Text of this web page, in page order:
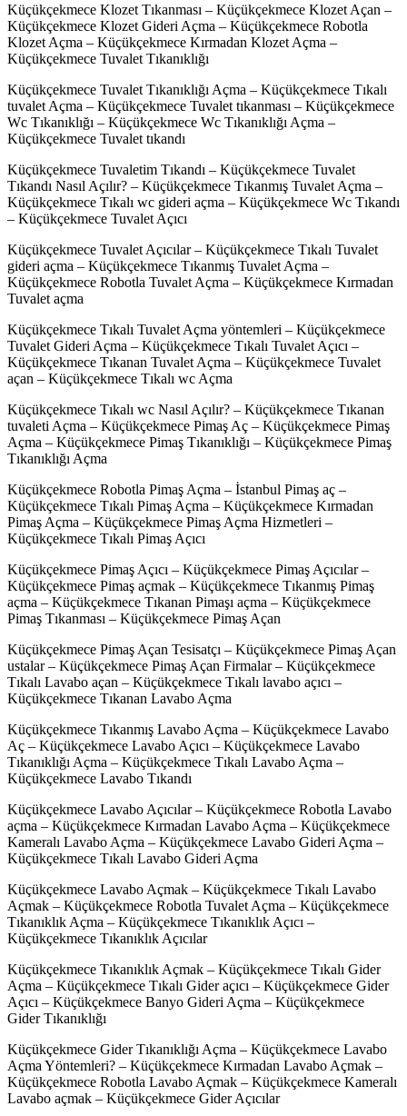
Küçükçekmece Klozet Tıkanması – Küçükçekmece Klozet Açan –
Küçükçekmece Klozet Gideri Açma – Küçükçekmece Robotla
Klozet Açma – Küçükçekmece Kırmadan Klozet Açma –
Küçükçekmece Tuvalet Tıkanıklığı
Küçükçekmece Tuvalet Tıkanıklığı Açma – Küçükçekmece Tıkalı
tuvalet Açma – Küçükçekmece Tuvalet tıkanması – Küçükçekmece
Wc Tıkanıklığı – Küçükçekmece Wc Tıkanıklığı Açma –
Küçükçekmece Tuvalet tıkandı
Küçükçekmece Tuvaletim Tıkandı – Küçükçekmece Tuvalet
Tıkandı Nasıl Açılır? – Küçükçekmece Tıkanmış Tuvalet Açma –
Küçükçekmece Tıkalı wc gideri açma – Küçükçekmece Wc Tıkandı
– Küçükçekmece Tuvalet Açıcı
Küçükçekmece Tuvalet Açıcılar – Küçükçekmece Tıkalı Tuvalet
gideri açma – Küçükçekmece Tıkanmış Tuvalet Açma –
Küçükçekmece Robotla Tuvalet Açma – Küçükçekmece Kırmadan
Tuvalet açma
Küçükçekmece Tıkalı Tuvalet Açma yöntemleri – Küçükçekmece
Tuvalet Gideri Açma – Küçükçekmece Tıkalı Tuvalet Açıcı –
Küçükçekmece Tıkanan Tuvalet Açma – Küçükçekmece Tuvalet
açan – Küçükçekmece Tıkalı wc Açma
Küçükçekmece Tıkalı wc Nasıl Açılır? – Küçükçekmece Tıkanan
tuvaleti Açma – Küçükçekmece Pimaş Aç – Küçükçekmece Pimaş
Açma – Küçükçekmece Pimaş Tıkanıklığı – Küçükçekmece Pimaş
Tıkanıklığı Açma
Küçükçekmece Robotla Pimaş Açma – İstanbul Pimaş aç –
Küçükçekmece Tıkalı Pimaş Açma – Küçükçekmece Kırmadan
Pimaş Açma – Küçükçekmece Pimaş Açma Hizmetleri –
Küçükçekmece Tıkalı Pimaş Açıcı
Küçükçekmece Pimaş Açıcı – Küçükçekmece Pimaş Açıcılar –
Küçükçekmece Pimaş açmak – Küçükçekmece Tıkanmış Pimaş
açma – Küçükçekmece Tıkanan Pimaşı açma – Küçükçekmece
Pimaş Tıkanması – Küçükçekmece Pimaş Açan
Küçükçekmece Pimaş Açan Tesisatçı – Küçükçekmece Pimaş Açan
ustalar – Küçükçekmece Pimaş Açan Firmalar – Küçükçekmece
Tıkalı Lavabo açan – Küçükçekmece Tıkalı lavabo açıcı –
Küçükçekmece Tıkanan Lavabo Açma
Küçükçekmece Tıkanmış Lavabo Açma – Küçükçekmece Lavabo
Aç – Küçükçekmece Lavabo Açıcı – Küçükçekmece Lavabo
Tıkanıklığı Açma – Küçükçekmece Tıkalı Lavabo Açma –
Küçükçekmece Lavabo Tıkandı
Küçükçekmece Lavabo Açıcılar – Küçükçekmece Robotla Lavabo
açma – Küçükçekmece Kırmadan Lavabo Açma – Küçükçekmece
Kameralı Lavabo Açma – Küçükçekmece Lavabo Gideri Açma –
Küçükçekmece Tıkalı Lavabo Gideri Açma
Küçükçekmece Lavabo Açmak – Küçükçekmece Tıkalı Lavabo
Açmak – Küçükçekmece Robotla Tuvalet Açma – Küçükçekmece
Tıkanıklık Açma – Küçükçekmece Tıkanıklık Açıcı –
Küçükçekmece Tıkanıklık Açıcılar
Küçükçekmece Tıkanıklık Açmak – Küçükçekmece Tıkalı Gider
Açma – Küçükçekmece Tıkalı Gider açıcı – Küçükçekmece Gider
Açıcı – Küçükçekmece Banyo Gideri Açma – Küçükçekmece
Gider Tıkanıklığı
Küçükçekmece Gider Tıkanıklığı Açma – Küçükçekmece Lavabo
Açma Yöntemleri? – Küçükçekmece Kırmadan Lavabo Açmak –
Küçükçekmece Robotla Lavabo Açmak – Küçükçekmece Kameralı
Lavabo açmak – Küçükçekmece Gider Açıcılar